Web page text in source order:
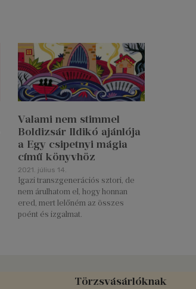
Valami nem stimmel
Boldizsár Ildikó ajánlója
a Egy csipetnyi mágia
című könyvhöz
2021. július 14.
Igazi transzgenerációs sztori, de
nem árulhatom el, hogy honnan
ered, mert lelőném az összes
poént és izgalmat.
Törzsvásárlóknak